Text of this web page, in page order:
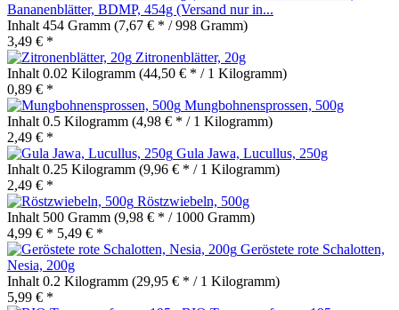
Bananenblätter, BDMP, 454g (Versand nur in...
Inhalt 454 Gramm (7,67 € * / 998 Gramm)
3,49 € *
Zitronenblätter, 20g
Inhalt 0.02 Kilogramm (44,50 € * / 1 Kilogramm)
0,89 € *
Mungbohnensprossen, 500g
Inhalt 0.5 Kilogramm (4,98 € * / 1 Kilogramm)
2,49 € *
Gula Jawa, Lucullus, 250g
Inhalt 0.25 Kilogramm (9,96 € * / 1 Kilogramm)
2,49 € *
Röstzwiebeln, 500g
Inhalt 500 Gramm (9,98 € * / 1000 Gramm)
4,99 € * 5,49 € *
Geröstete rote Schalotten,
Nesia, 200g
Inhalt 0.2 Kilogramm (29,95 € * / 1 Kilogramm)
5,99 € *